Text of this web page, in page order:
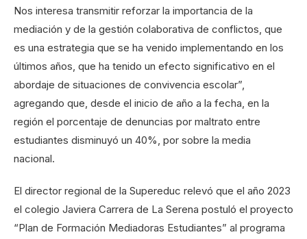
Nos interesa transmitir reforzar la importancia de la
mediación y de la gestión colaborativa de conflictos, que
es una estrategia que se ha venido implementando en los
últimos años, que ha tenido un efecto significativo en el
abordaje de situaciones de convivencia escolar”,
agregando que, desde el inicio de año a la fecha, en la
región el porcentaje de denuncias por maltrato entre
estudiantes disminuyó un 40%, por sobre la media
nacional.
El director regional de la Supereduc relevó que el año 2023
el colegio Javiera Carrera de La Serena postuló el proyecto
“Plan de Formación Mediadoras Estudiantes” al programa